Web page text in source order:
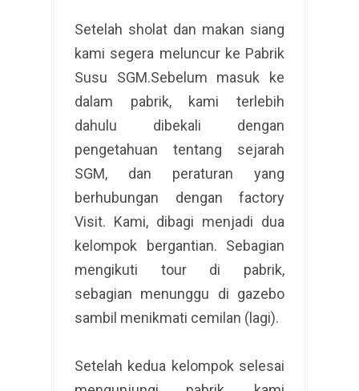
Setelah sholat dan makan siang
kami segera meluncur ke Pabrik
Susu SGM.Sebelum masuk ke
dalam pabrik, kami terlebih
dahulu dibekali dengan
pengetahuan tentang sejarah
SGM, dan peraturan yang
berhubungan dengan factory
Visit. Kami, dibagi menjadi dua
kelompok bergantian. Sebagian
mengikuti tour di pabrik,
sebagian menunggu di gazebo
sambil menikmati cemilan (lagi).
Setelah kedua kelompok selesai